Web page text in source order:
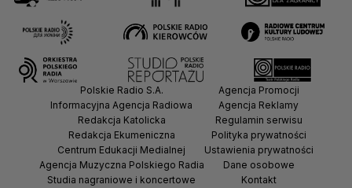
Polskie Radio S.A.
Informacyjna Agencja Radiowa
Redakcja Katolicka
Redakcja Ekumeniczna
Centrum Edukacji Medialnej
Agencja Muzyczna Polskiego Radia
Studia nagraniowe i koncertowe
Agencja Promocji
Agencja Reklamy
Regulamin serwisu
Polityka prywatności
Ustawienia prywatności
Dane osobowe
Kontakt